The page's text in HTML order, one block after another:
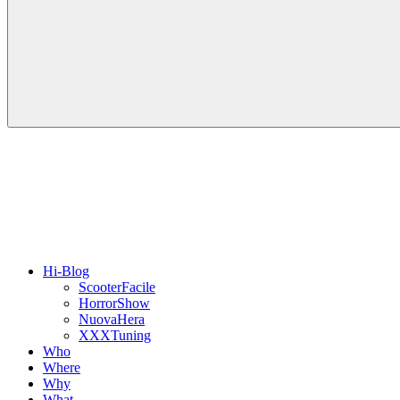
Hi-Blog
ScooterFacile
HorrorShow
NuovaHera
XXXTuning
Who
Where
Why